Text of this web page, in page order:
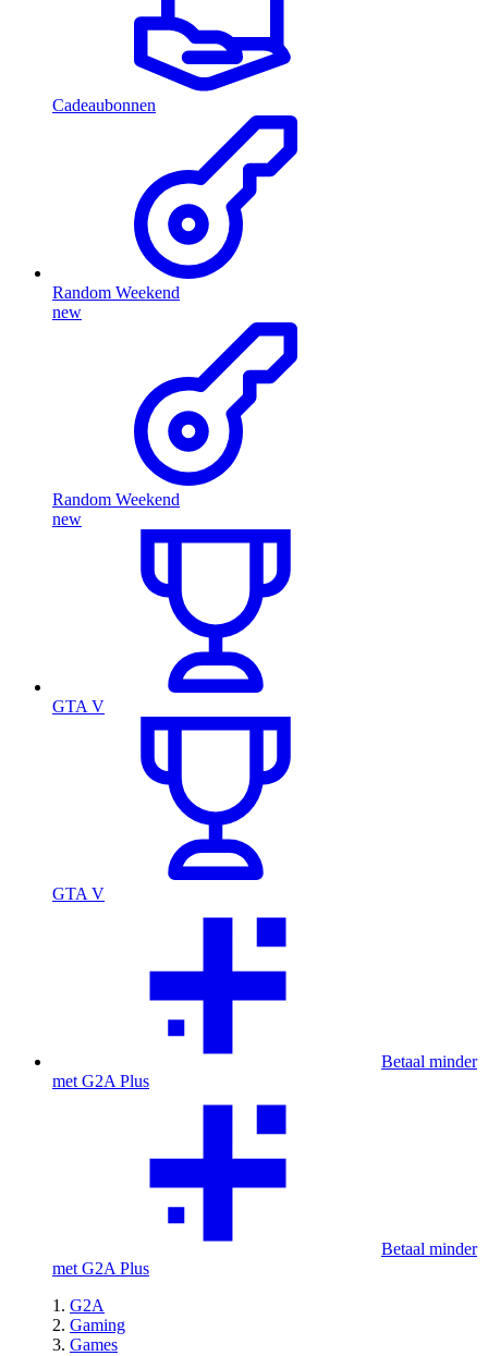
Cadeaubonnen
Random Weekend
new
Random Weekend
new
GTA V
GTA V
Betaal minder
met G2A Plus
Betaal minder
met G2A Plus
G2A
Gaming
Games